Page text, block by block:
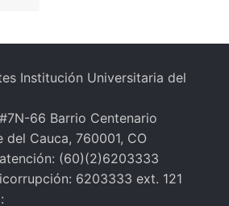
Institución Universitaria del
66 Barrio Centenario
del Cauca, 760001, CO
(60)(2)6203333
6203333 ext. 121